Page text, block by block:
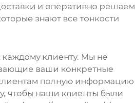
и оперативно решаем
знают все тонкости
каждому клиенту. Мы не
ваши конкретные
полную информацию
чтобы наши клиенты были